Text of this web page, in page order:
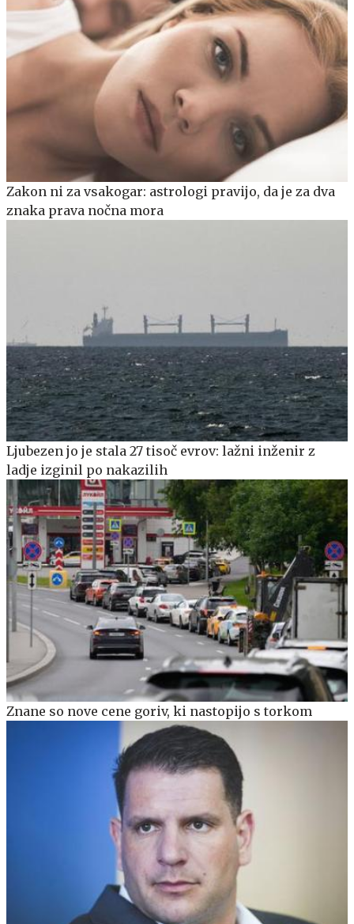
Zakon ni za vsakogar: astrologi pravijo, da je za dva
znaka prava nočna mora
Ljubezen jo je stala 27 tisoč evrov: lažni inženir z
ladje izginil po nakazilih
Znane so nove cene goriv, ki nastopijo s torkom